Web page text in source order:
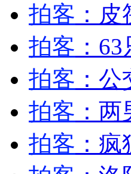
山西运城恶犬咬伤多人
女孩北京地铁殴打老人
无痛分娩是否安全 医生
外交部：反对强权政治
拍客 ：
拍客 ：
拍客 ：
拍客 ：
拍客 ：